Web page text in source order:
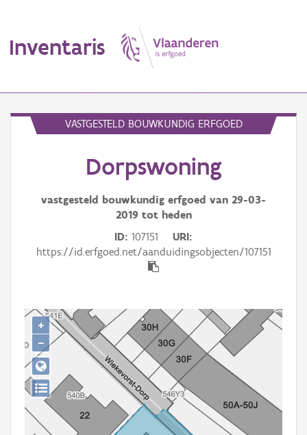
Inventaris
Aanduidingsobject
Thema
Persoon of collectief
Downloads
Hergebruik
Aanmelden
VASTGESTELD BOUWKUNDIG ERFGOED
Dorpswoning
vastgesteld bouwkundig erfgoed van 29-03-
2019 tot heden
ID 107151
URI
https://id.erfgoed.net/aanduidingsobjecten/107151
+
−